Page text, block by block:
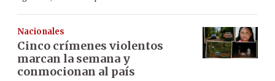
Nacionales
Cinco crímenes violentos
marcan la semana y
conmocionan al país